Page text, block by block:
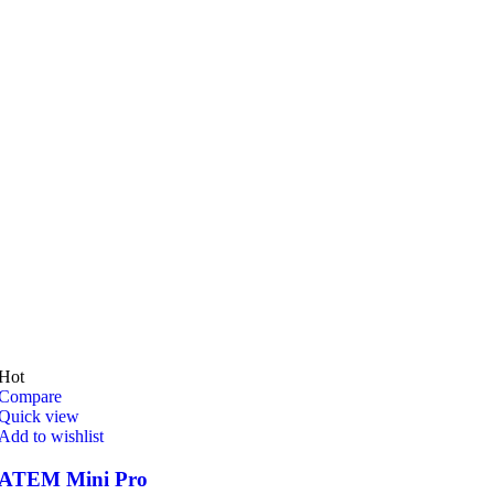
view
to wishlist
Mini Pro